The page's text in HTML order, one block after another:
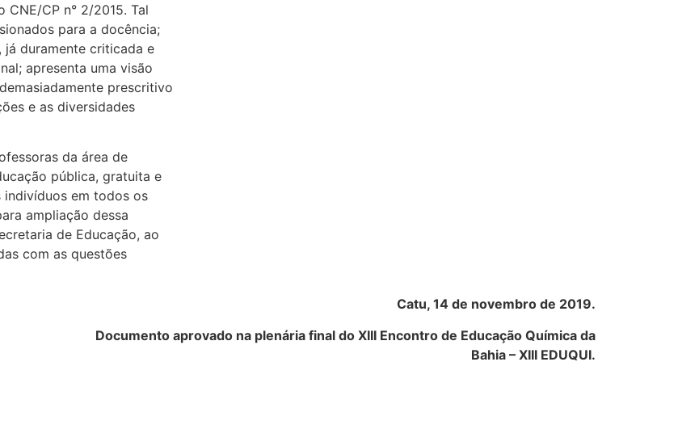
CNE/CP n° 2/2015. Tal
para a docência;
duramente criticada e
apresenta uma visão
prescritivo
e as diversidades
da área de
pública, gratuita e
em todos os
ampliação dessa
de Educação, ao
com as questões
Catu, 14 de novembro de 2019.
Documento aprovado na plenária final do XIII Encontro de Educação Química da
Bahia – XIII EDUQUI.